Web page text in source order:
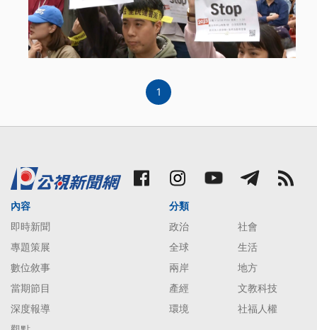
1
內容
即時新聞
專題策展
數位敘事
當期節目
深度報導
分類
政治
社會
全球
生活
兩岸
地方
產經
文教科技
環境
社福人權